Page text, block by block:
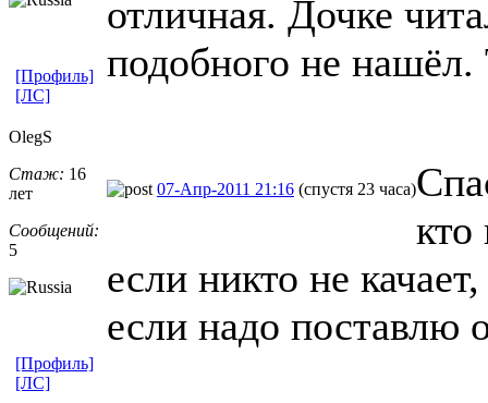
отличная. Дочке
подобного не
[Профиль]
[ЛС]
OlegS
Стаж: 16
лет
Сообщений:
5
07-Апр-2011 21:16 (спустя 23 часа)
кто
если никто не
если надо поставлю
[Профиль]
[ЛС]